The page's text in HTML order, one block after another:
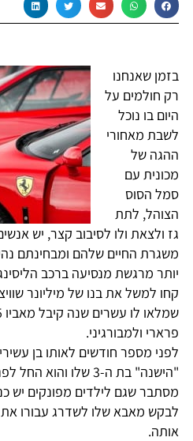
בזמן שאנחנו
רק חולמים על
היום בו נוכל
לשבת מאחורי
ההגה של
מכונית עם
סמל הסוס
הצוהל, לתת
גז ולצאת ולו לסיבוב קצר, יש
יותר מרגשת מנסיעה ברכב
קחו למשל את בנו של מיליונר
פרארי ולמבורגיני.
"הישנה" בת ה-3 שלו
מסתבר שגם לילדים מפונקים יש
אותה.